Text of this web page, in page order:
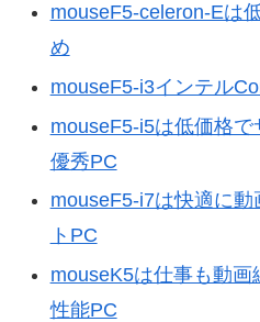
mouseF5-celeron-Eは
め
mouseF5-i3インテル
mouseF5-i5は低価格
優秀PC
mouseF5-i7は快適に
トPC
mouseK5は仕事も動
性能PC